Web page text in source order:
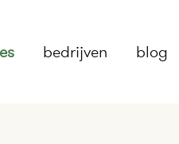
bedrijven blog